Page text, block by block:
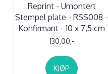
Reprint - Umontert
Stempel plate - RSS008 -
Konfirmant - 10 x 7,5 cm
130,00,-
KJØP